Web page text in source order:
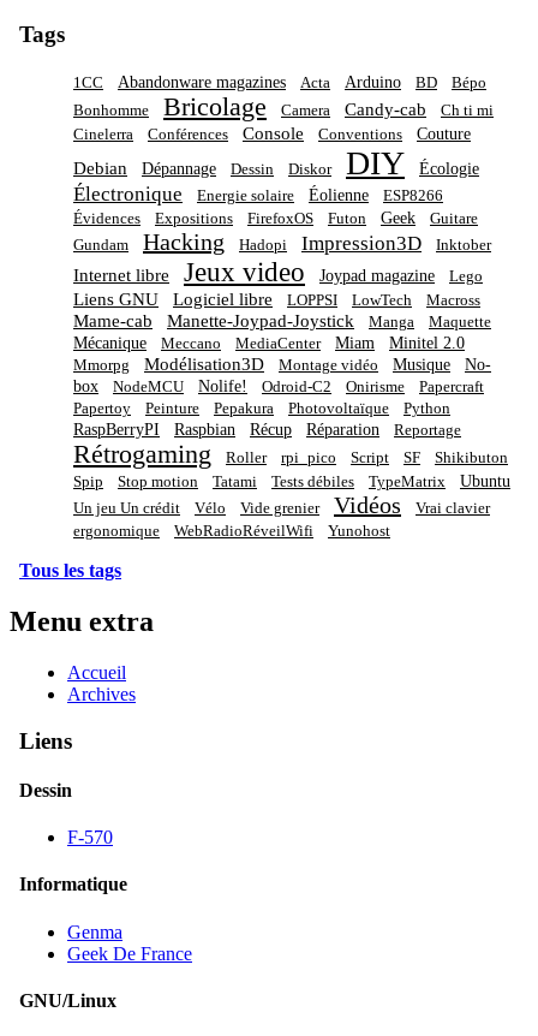
Tags
1CC Abandonware magazines Acta Arduino BD
Bépo
Bonhomme
Bricolage Camera Candy-cab
Ch ti mi
Cinelerra
Conférences Console Conventions Couture
Debian Dépannage Dessin Diskor DIY Écologie
Électronique Energie solaire Éolienne
ESP8266
Évidences
Expositions FirefoxOS Futon Geek
Guitare
Gundam
Hacking Hadopi Impression3D Inktober
Internet libre Jeux video Joypad magazine Lego
Liens GNU Logiciel libre LOPPSI LowTech Macross
Mame-cab Manette-Joypad-Joystick Manga Maquette
Mécanique Meccano MediaCenter Miam Minitel 2.0
Mmorpg Modélisation3D Montage vidéo Musique
No-
box
NodeMCU Nolife! Odroid-C2 Onirisme
Papercraft
Papertoy
Peinture Pepakura Photovoltaïque Python
RaspBerryPI Raspbian Récup Réparation Reportage
Rétrogaming Roller rpi_pico Script SF
Shikibuton
Spip
Stop motion Tatami Tests débiles TypeMatrix Ubuntu
Un jeu Un crédit Vélo Vide grenier Vidéos
Vrai clavier
ergonomique
WebRadioRéveilWifi Yunohost
Tous les tags
Menu extra
Accueil
Archives
Liens
Dessin
F-570
Informatique
Genma
Geek De France
GNU/Linux